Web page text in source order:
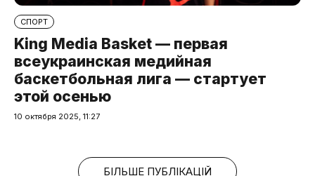
СПОРТ
King Media Basket — первая
всеукраинская медийная
баскетбольная лига — стартует
этой осенью
10 октября 2025, 11:27
БІЛЬШЕ ПУБЛІКАЦІЙ